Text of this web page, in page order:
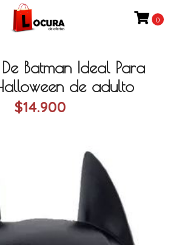
0
Batman Ideal Para
de adulto
$14.900